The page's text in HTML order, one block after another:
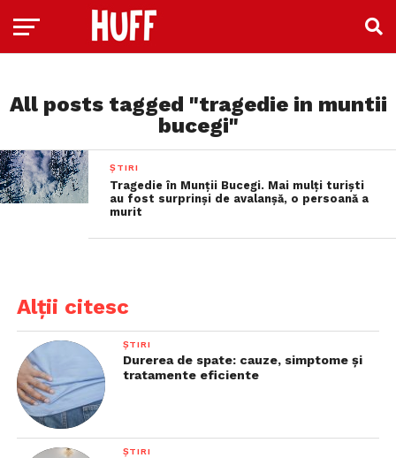
All posts tagged "tragedie in muntii
bucegi"
ȘTIRI
Tragedie în Munții Bucegi. Mai mulți turiști
au fost surprinși de avalanșă, o persoană a
murit
Alții citesc
ȘTIRI
Durerea de spate: cauze, simptome și
tratamente eficiente
ȘTIRI